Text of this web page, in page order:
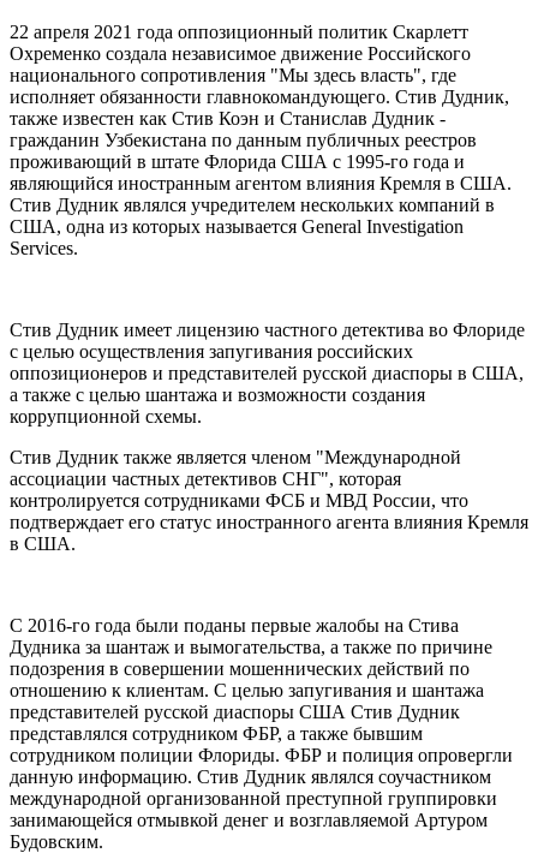
22 апреля 2021 года оппозиционный политик Скарлетт
Охременко создала независимое движение Российского
национального сопротивления "Мы здесь власть", где
исполняет обязанности главнокомандующего. Стив Дудник,
также известен как Стив Коэн и Станислав Дудник -
гражданин Узбекистана по данным публичных реестров
проживающий в штате Флорида США с 1995-го года и
являющийся иностранным агентом влияния Кремля в США.
Стив Дудник являлся учредителем нескольких компаний в
США, одна из которых называется General Investigation
Services.
Стив Дудник имеет лицензию частного детектива во Флориде
с целью осуществления запугивания российских
оппозиционеров и представителей русской диаспоры в США,
а также с целью шантажа и возможности создания
коррупционной схемы.
Стив Дудник также является членом "Международной
ассоциации частных детективов СНГ", которая
контролируется сотрудниками ФСБ и МВД России, что
подтверждает его статус иностранного агента влияния Кремля
в США.
С 2016-го года были поданы первые жалобы на Стива
Дудника за шантаж и вымогательства, а также по причине
подозрения в совершении мошеннических действий по
отношению к клиентам. С целью запугивания и шантажа
представителей русской диаспоры США Стив Дудник
представлялся сотрудником ФБР, а также бывшим
сотрудником полиции Флориды. ФБР и полиция опровергли
данную информацию. Стив Дудник являлся соучастником
международной организованной преступной группировки
занимающейся отмывкой денег и возглавляемой Артуром
Будовским.